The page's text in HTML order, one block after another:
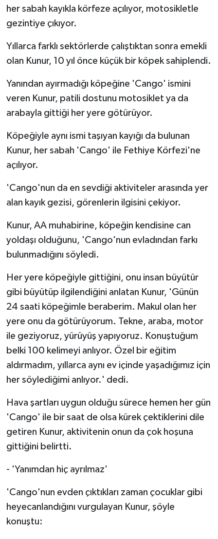
her sabah kayıkla körfeze açılıyor, motosikletle
gezintiye çıkıyor.
Yıllarca farklı sektörlerde çalıştıktan sonra emekli
olan Kunur, 10 yıl önce küçük bir köpek sahiplendi.
Yanından ayırmadığı köpeğine 'Cango' ismini
veren Kunur, patili dostunu motosiklet ya da
arabayla gittiği her yere götürüyor.
Köpeğiyle aynı ismi taşıyan kayığı da bulunan
Kunur, her sabah 'Cango' ile Fethiye Körfezi'ne
açılıyor.
'Cango'nun da en sevdiği aktiviteler arasında yer
alan kayık gezisi, görenlerin ilgisini çekiyor.
Kunur, AA muhabirine, köpeğin kendisine can
yoldaşı olduğunu, 'Cango'nun evladından farkı
bulunmadığını söyledi.
Her yere köpeğiyle gittiğini, onu insan büyütür
gibi büyütüp ilgilendiğini anlatan Kunur, 'Günün
24 saati köpeğimle beraberim. Makul olan her
yere onu da götürüyorum. Tekne, araba, motor
ile geziyoruz, yürüyüş yapıyoruz. Konuştuğum
belki 100 kelimeyi anlıyor. Özel bir eğitim
aldırmadım, yıllarca aynı ev içinde yaşadığımız için
her söylediğimi anlıyor.' dedi.
Hava şartları uygun olduğu sürece hemen her gün
'Cango' ile bir saat de olsa kürek çektiklerini dile
getiren Kunur, aktivitenin onun da çok hoşuna
gittiğini belirtti.
- 'Yanımdan hiç ayrılmaz'
'Cango'nun evden çıktıkları zaman çocuklar gibi
heyecanlandığını vurgulayan Kunur, şöyle
konuştu: